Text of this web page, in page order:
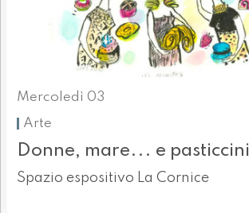
Mercoledì 03
Arte
Donne, mare... e pasticcini
Spazio espositivo La Cornice